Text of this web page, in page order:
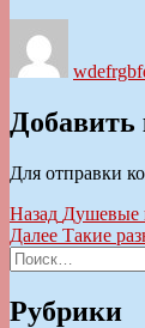
Для отправки
по
записям
Назад
запись:
Душевые
Далее Такие
Искать:
Рубрики